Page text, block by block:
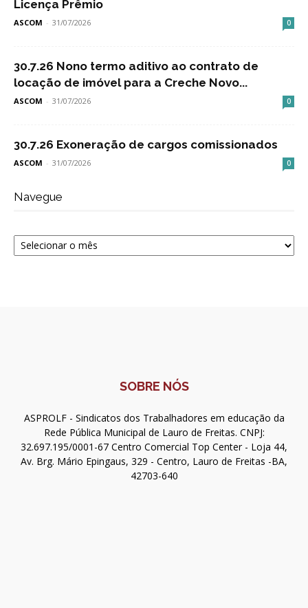
Licença Prêmio
ASCOM - 31/07/2026 0
30.7.26 Nono termo aditivo ao contrato de
locação de imóvel para a Creche Novo...
ASCOM - 31/07/2026 0
30.7.26 Exoneração de cargos comissionados
ASCOM - 31/07/2026 0
Navegue
Navegue
SOBRE NÓS
ASPROLF - Sindicatos dos Trabalhadores em educação da
Rede Pública Municipal de Lauro de Freitas. CNPJ:
32.697.195/0001-67 Centro Comercial Top Center - Loja 44,
Av. Brg. Mário Epingaus, 329 - Centro, Lauro de Freitas -BA,
42703-640